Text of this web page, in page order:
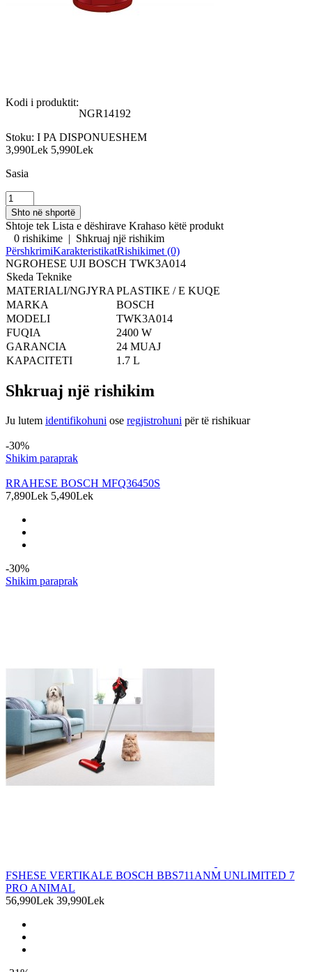
Kodi i produktit:
NGR14192
Stoku: I PA DISPONUESHEM
3,990Lek 5,990Lek
Sasia
Shtoje tek Lista e dëshirave Krahaso këtë produkt
0 rishikime | Shkruaj një rishikim
PërshkrimiKarakteristikatRishikimet (0)
NGROHESE UJI BOSCH TWK3A014
Skeda Teknike
MATERIALI/NGJYRA PLASTIKE / E KUQE
MARKA
BOSCH
MODELI
TWK3A014
FUQIA
2400 W
GARANCIA
24 MUAJ
KAPACITETI
1.7 L
Shkruaj një rishikim
Ju lutem identifikohuni ose regjistrohuni për të rishikuar
-30%
Shikim paraprak
RRAHESE BOSCH MFQ36450S
7,890Lek 5,490Lek
-30%
Shikim paraprak
FSHESE VERTIKALE BOSCH BBS711ANM UNLIMITED 7
PRO ANIMAL
56,990Lek 39,990Lek